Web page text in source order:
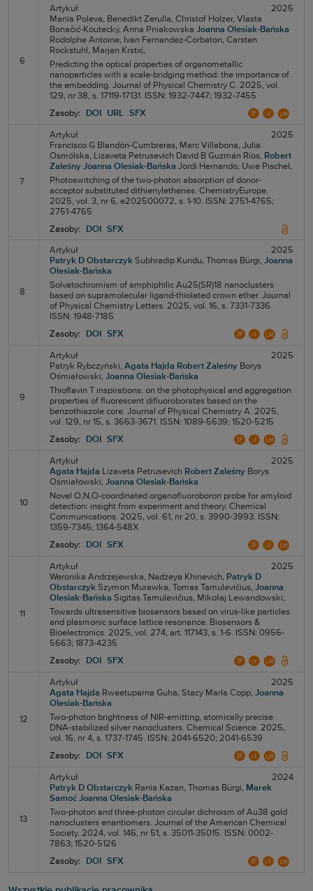
6
Artykuł
2025
Mariia Poleva, Benedikt Zerulla, Christof Holzer, Vlasta
Bonačić-Koutecký, Anna Pniakowska Joanna Olesiak-Bańska
Rodolphe Antoine, Ivan Fernandez-Corbaton, Carsten
Rockstuhl, Marjan Krstić,
Predicting the optical properties of organometallic
nanoparticles with a scale-bridging method: the importance of
the embedding. Journal of Physical Chemistry C. 2025, vol.
129, nr 38, s. 17119-17131. ISSN: 1932-7447; 1932-7455
Zasoby:
DOI URL SFX
7
Artykuł
2025
Francisco G Blandón-Cumbreras, Marc Villabona, Julia
Osmólska, Lizaveta Petrusevich David B Guzmán Ríos, Robert
Zaleśny Joanna Olesiak-Bańska Jordi Hernando, Uwe Pischel,
Photoswitching of the two-photon absorption of donor-
acceptor substituted dithienylethenes. ChemistryEurope.
2025, vol. 3, nr 6, e202500072, s. 1-10. ISSN: 2751-4765;
2751-4765
Zasoby:
DOI SFX
8
Artykuł
2025
Patryk D Obstarczyk Subhradip Kundu, Thomas Bürgi, Joanna
Olesiak-Bańska
Solvatochromism of amphiphilic Au25(SR)18 nanoclusters
based on supramolecular ligand-thiolated crown ether. Journal
of Physical Chemistry Letters. 2025, vol. 16, s. 7331-7336.
ISSN: 1948-7185
Zasoby:
DOI SFX
9
Artykuł
2025
Patryk Rybczyński, Agata Hajda Robert Zaleśny Borys
Ośmiałowski, Joanna Olesiak-Bańska
Thioflavin T inspirations: on the photophysical and aggregation
properties of fluorescent difluoroborates based on the
benzothiazole core. Journal of Physical Chemistry A. 2025,
vol. 129, nr 15, s. 3663-3671. ISSN: 1089-5639; 1520-5215
Zasoby:
DOI SFX
10
Artykuł
2025
Agata Hajda Lizaveta Petrusevich Robert Zaleśny Borys
Ośmiałowski, Joanna Olesiak-Bańska
Novel O,N,O-coordinated organofluoroboron probe for amyloid
detection: insight from experiment and theory. Chemical
Communications. 2025, vol. 61, nr 20, s. 3990-3993. ISSN:
1359-7345; 1364-548X
Zasoby:
DOI SFX
11
Artykuł
2025
Weronika Andrzejewska, Nadzeya Khinevich, Patryk D
Obstarczyk Szymon Murawka, Tomas Tamulevičius, Joanna
Olesiak-Bańska Sigitas Tamulevičius, Mikołaj Lewandowski,
Towards ultrasensitive biosensors based on virus-like particles
and plasmonic surface lattice resonance. Biosensors &
Bioelectronics. 2025, vol. 274, art. 117143, s. 1-6. ISSN: 0956-
5663; 1873-4235
Zasoby:
DOI SFX
12
Artykuł
2025
Agata Hajda Rweetuparna Guha, Stacy Marla Copp, Joanna
Olesiak-Bańska
Two-photon brightness of NIR-emitting, atomically precise
DNA-stabilized silver nanoclusters. Chemical Science. 2025,
vol. 16, nr 4, s. 1737-1745. ISSN: 2041-6520; 2041-6539
Zasoby:
DOI SFX
13
Artykuł
2024
Patryk D Obstarczyk Rania Kazan, Thomas Bürgi, Marek
Samoć Joanna Olesiak-Bańska
Two-photon and three-photon circular dichroism of Au38 gold
nanoclusters enantiomers. Journal of the American Chemical
Society. 2024, vol. 146, nr 51, s. 35011-35015. ISSN: 0002-
7863; 1520-5126
Zasoby:
DOI SFX